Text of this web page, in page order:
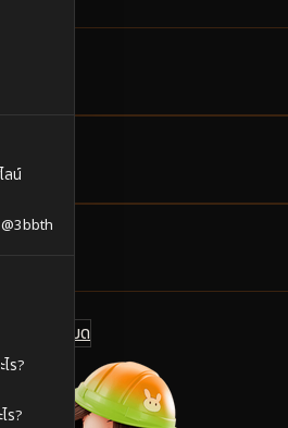
ลน์
ร?
ร?
กเกจทั้งหมด